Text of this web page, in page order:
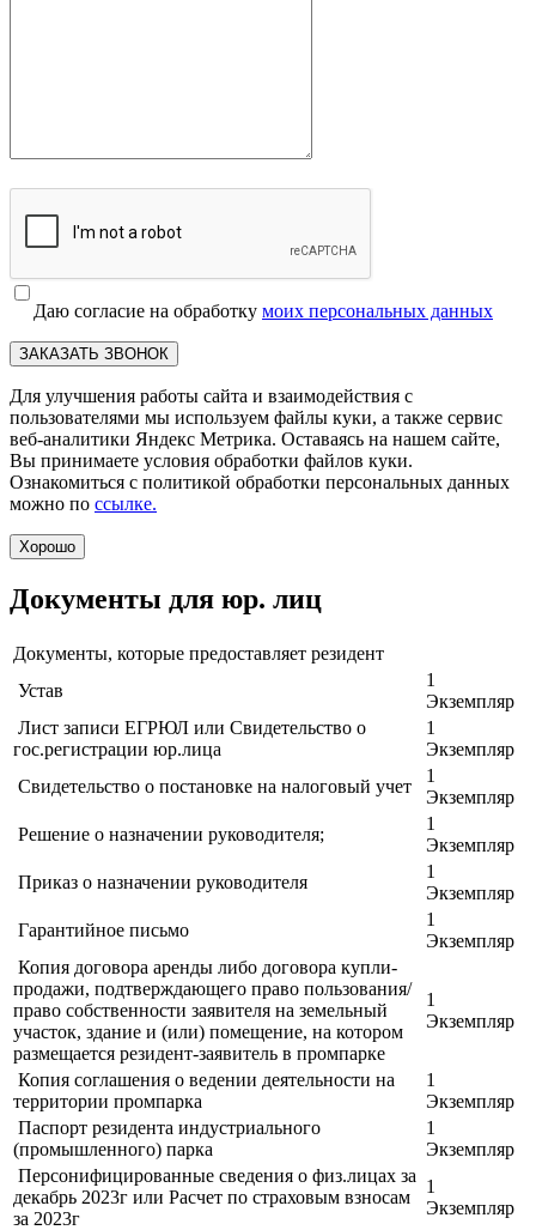
Даю согласие на обработку моих персональных данных
ЗАКАЗАТЬ ЗВОНОК
Для улучшения работы сайта и взаимодействия с
пользователями мы используем файлы куки, а также сервис
веб-аналитики Яндекс Метрика. Оставаясь на нашем сайте,
Вы принимаете условия обработки файлов куки.
Ознакомиться с политикой обработки персональных данных
можно по ссылке.
Хорошо
Документы для юр. лиц
Документы, которые предоставляет резидент
Устав
1
Экземпляр
Лист записи ЕГРЮЛ или Свидетельство о
гос.регистрации юр.лица
1
Экземпляр
Свидетельство о постановке на налоговый учет
1
Экземпляр
Решение о назначении руководителя;
1
Экземпляр
Приказ о назначении руководителя
1
Экземпляр
Гарантийное письмо
1
Экземпляр
Копия договора аренды либо договора купли-
продажи, подтверждающего право пользования/
право собственности заявителя на земельный
участок, здание и (или) помещение, на котором
размещается резидент-заявитель в промпарке
1
Экземпляр
Копия соглашения о ведении деятельности на
территории промпарка
1
Экземпляр
Паспорт резидента индустриального
(промышленного) парка
1
Экземпляр
Персонифицированные сведения о физ.лицах за
декабрь 2023г или Расчет по страховым взносам
за 2023г
1
Экземпляр